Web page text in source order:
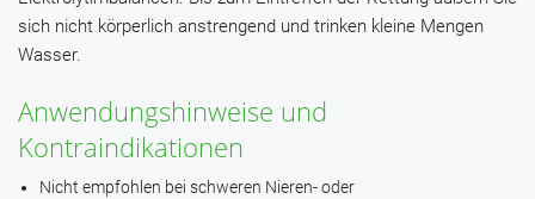
sich nicht körperlich anstrengend und trinken kleine Mengen
Wasser.
Anwendungshinweise und
Kontraindikationen
Nicht empfohlen bei schweren Nieren- oder